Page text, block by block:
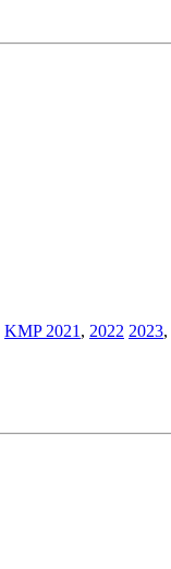
KMP 2021 , 2022 2023,